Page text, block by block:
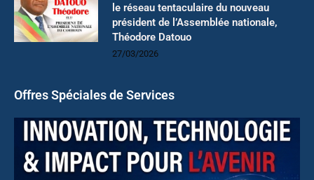
le réseau tentaculaire du nouveau
président de l’Assemblée nationale,
Théodore Datouo
27/03/2026
Offres Spéciales de Services